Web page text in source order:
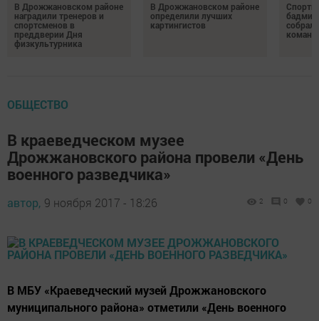
В Дрожжановском районе
наградили тренеров и
спортсменов в
преддверии Дня
физкультурника
В Дрожжановском районе
определили лучших
картингистов
ОБЩЕСТВО
В краеведческом музее
Дрожжановского района провели «День
военного разведчика»
автор, 9 ноября 2017 - 18:26 2 0 0
В МБУ «Краеведческий музей Дрожжановского
муниципального района» отметили «День военного